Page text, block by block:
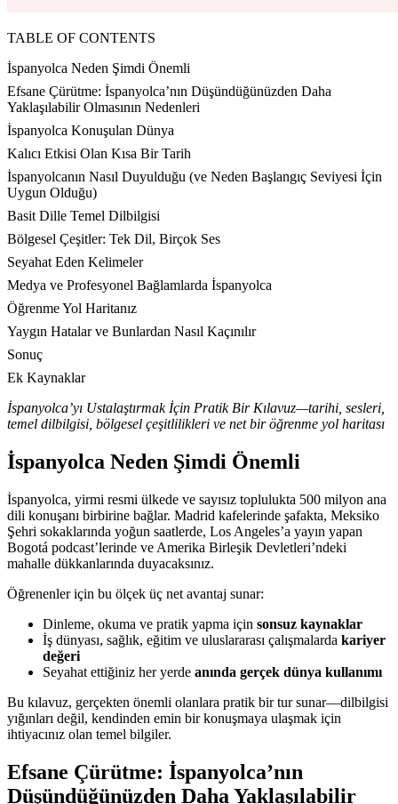
TABLE OF CONTENTS
İspanyolca Neden Şimdi Önemli
Efsane Çürütme: İspanyolca’nın Düşündüğünüzden Daha
Yaklaşılabilir Olmasının Nedenleri
İspanyolca Konuşulan Dünya
Kalıcı Etkisi Olan Kısa Bir Tarih
İspanyolcanın Nasıl Duyulduğu (ve Neden Başlangıç ​​Seviyesi İçin
Uygun Olduğu)
Basit Dille Temel Dilbilgisi
Bölgesel Çeşitler: Tek Dil, Birçok Ses
Seyahat Eden Kelimeler
Medya ve Profesyonel Bağlamlarda İspanyolca
Öğrenme Yol Haritanız
Yaygın Hatalar ve Bunlardan Nasıl Kaçınılır
Sonuç
Ek Kaynaklar
İspanyolca’yı Ustalaştırmak İçin Pratik Bir Kılavuz—tarihi, sesleri,
temel dilbilgisi, bölgesel çeşitlilikleri ve net bir öğrenme yol haritası
İspanyolca Neden Şimdi Önemli
İspanyolca, yirmi resmi ülkede ve sayısız toplulukta 500 milyon ana
dili konuşanı birbirine bağlar. Madrid kafelerinde şafakta, Meksiko
Şehri sokaklarında yoğun saatlerde, Los Angeles’a yayın yapan
Bogotá podcast’lerinde ve Amerika Birleşik Devletleri’ndeki
mahalle dükkanlarında duyacaksınız.
Öğrenenler için bu ölçek üç net avantaj sunar:
Dinleme, okuma ve pratik yapma için sonsuz kaynaklar
İş dünyası, sağlık, eğitim ve uluslararası çalışmalarda kariyer
değeri
Seyahat ettiğiniz her yerde anında gerçek dünya kullanımı
Bu kılavuz, gerçekten önemli olanlara pratik bir tur sunar—dilbilgisi
yığınları değil, kendinden emin bir konuşmaya ulaşmak için
ihtiyacınız olan temel bilgiler.
Efsane Çürütme: İspanyolca’nın
Düşündüğünüzden Daha Yaklaşılabilir